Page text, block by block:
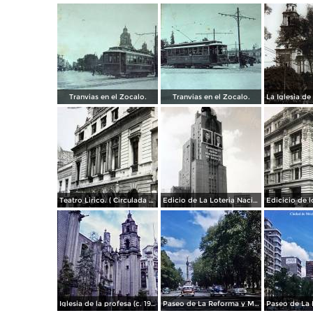
Tranvias en el Zocalo. Tranvias en el Zocalo.
Teatro Lirico. ( Circulada el 1 de Agosto de 1926 ). Edicio de La Loteria Nacional Ciudad de México Abril de 1964
Iglesia de la profesa (c. 1950) Paseo de La Reforma y Mto a La Independencia 1950 Paseo de La